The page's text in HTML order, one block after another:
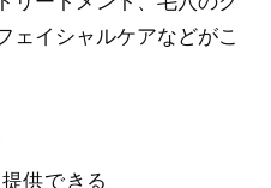
ェイシャルケアなどがこ
供できる